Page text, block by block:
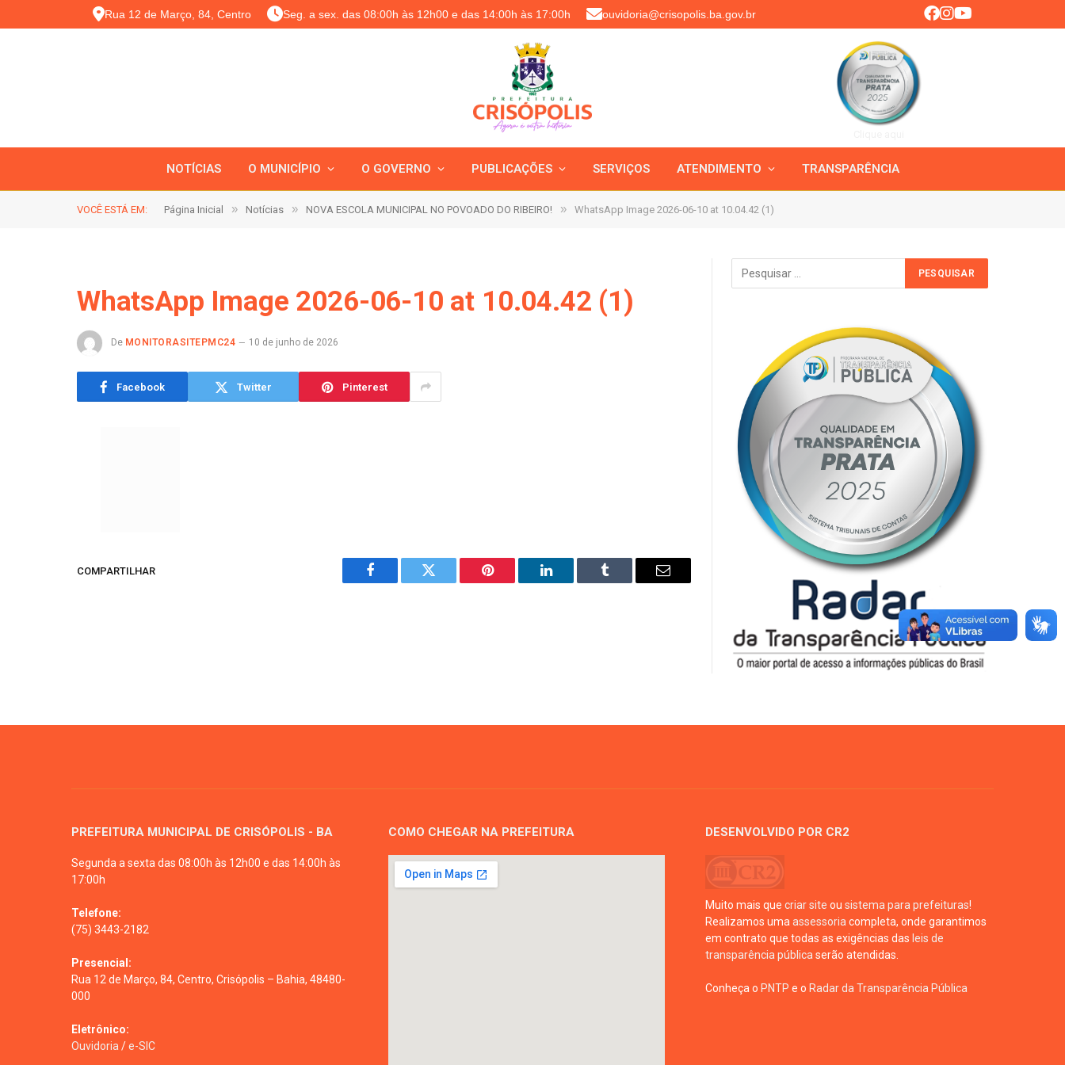
Rua 12 de Março, 84, Centro Seg. a sex. das 08:00h às 12h00 e das 14:00h às 17:00h ouvidoria@crisopolis.ba.gov.br
NOTÍCIAS O MUNICÍPIO O GOVERNO PUBLICAÇÕES SERVIÇOS ATENDIMENTO TRANSPARÊNCIA
VOCÊ ESTÁ EM: Página Inicial » Notícias » NOVA ESCOLA MUNICIPAL NO POVOADO DO RIBEIRO! » WhatsApp Image 2026-06-10 at 10.04.42 (1)
WhatsApp Image 2026-06-10 at 10.04.42 (1)
De MONITORASITEPMC24 10 de junho de 2026
Facebook Twitter Pinterest
COMPARTILHAR
Facebook Twitter Pinterest LinkedIn Tumblr Email
PREFEITURA MUNICIPAL DE CRISÓPOLIS - BA
Segunda a sexta das 08:00h às 12h00 e das 14:00h às
17:00h
Telefone:
(75) 3443-2182
Presencial:
Rua 12 de Março, 84, Centro, Crisópolis – Bahia, 48480-
000
Eletrônico:
Ouvidoria /e-SIC
COMO CHEGAR NA PREFEITURA DESENVOLVIDO POR CR2
Muito mais que criar site ou sistema para prefeituras!
Realizamos uma assessoria completa, onde garantimos
em contrato que todas as exigências das leis de
transparência pública serão atendidas.
Conheça o PNTP e o Radar da Transparência Pública